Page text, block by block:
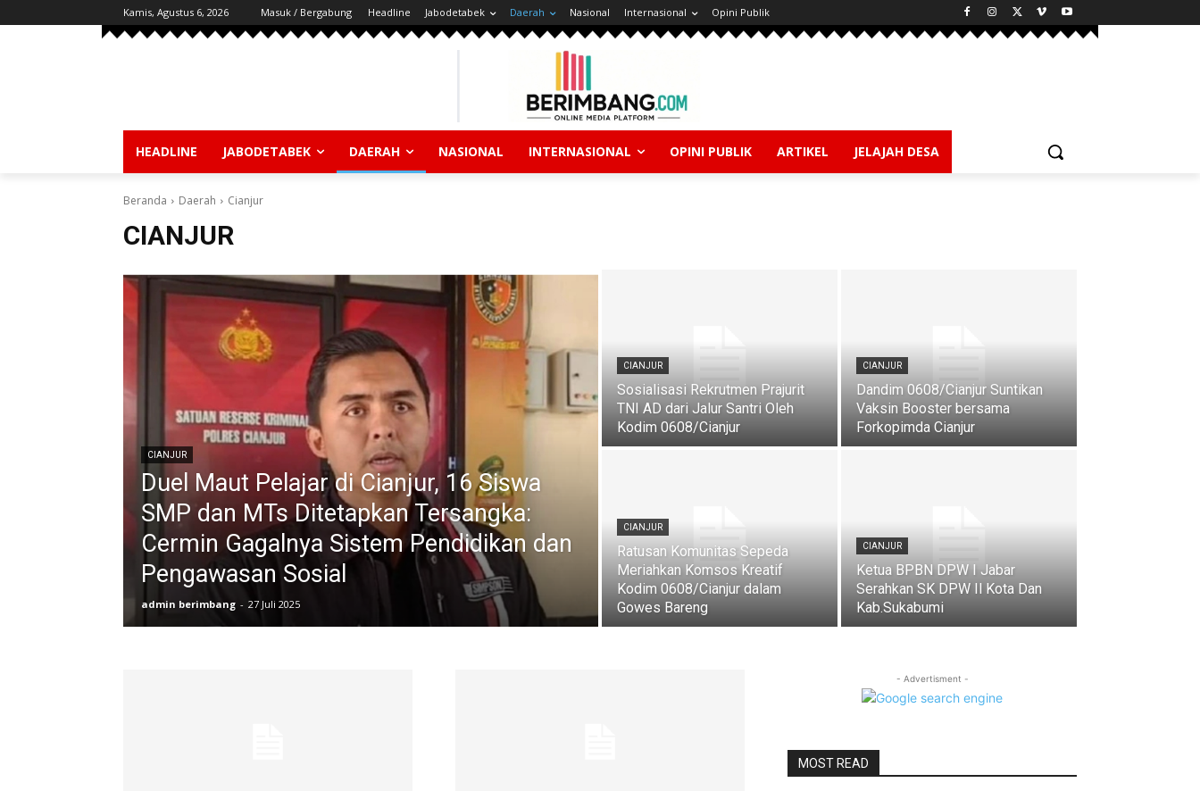
Kamis, Agustus 6, 2026 Masuk / Bergabung Headline Jabodetabek Daerah Nasional Internasional Opini Publik
HEADLINE JABODETABEK DAERAH NASIONAL INTERNASIONAL OPINI PUBLIK ARTIKEL JELAJAH DESA
Beranda Daerah Cianjur
CIANJUR
CIANJUR
Duel Maut Pelajar di Cianjur, 16 Siswa
SMP dan MTs Ditetapkan Tersangka:
Cermin Gagalnya Sistem Pendidikan dan
Pengawasan Sosial
admin berimbang - 27 Juli 2025
CIANJUR
Sosialisasi Rekrutmen Prajurit
TNI AD dari Jalur Santri Oleh
Kodim 0608/Cianjur
CIANJUR
Dandim 0608/Cianjur Suntikan
Vaksin Booster bersama
Forkopimda Cianjur
CIANJUR
Ratusan Komunitas Sepeda
Meriahkan Komsos Kreatif
Kodim 0608/Cianjur dalam
Gowes Bareng
CIANJUR
Ketua BPBN DPW I Jabar
Serahkan SK DPW Il Kota Dan
Kab.Sukabumi
- Advertisment -
MOST READ